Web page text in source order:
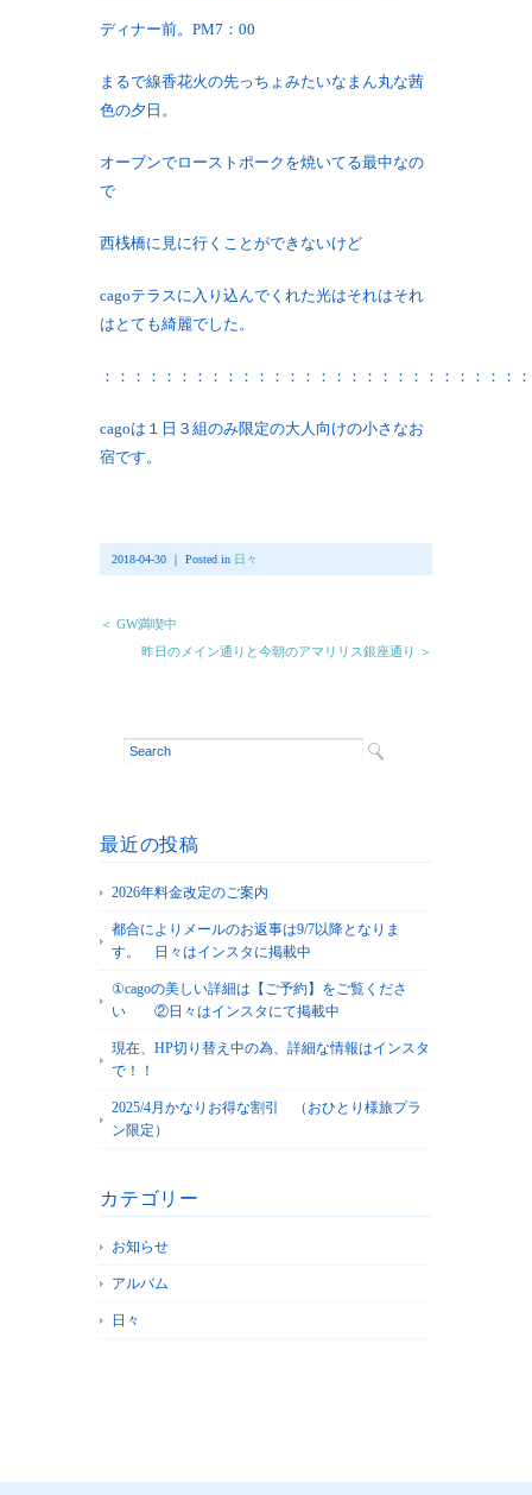
ディナー前。PM7：00
まるで線香花火の先っちょみたいなまん丸な茜
色の夕日。
オーブンでローストポークを焼いてる最中なの
で
西桟橋に見に行くことができないけど
cagoテラスに入り込んでくれた光はそれはそれ
はとても綺麗でした。
：：：：：：：：：：：：：：：：：：：：：：：：：：：
cagoは１日３組のみ限定の大人向けの小さなお
宿です。
2018-04-30 ｜ Posted in 日々
＜ GW満喫中
昨日のメイン通りと今朝のアマリリス銀座通り ＞
最近の投稿
2026年料金改定のご案内
都合によりメールのお返事は9/7以降となりま
す。 日々はインスタに掲載中
①cagoの美しい詳細は【ご予約】をご覧くださ
い ②日々はインスタにて掲載中
現在、HP切り替え中の為、詳細な情報はインスタ
で！！
2025/4月かなりお得な割引 （おひとり様旅プラ
ン限定）
カテゴリー
お知らせ
アルバム
日々